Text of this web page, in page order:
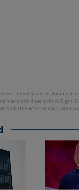
dieser Rubrik Analysen, Kolumnen
macht sich diese nicht zu Eigen.
Sie bitte hier.“ erkennbar;